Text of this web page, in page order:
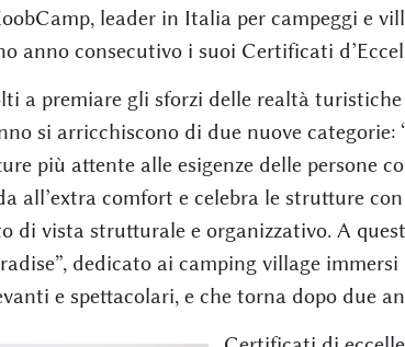
leader in Italia per campeggi e
anno consecutivo i suoi Certificati
a premiare gli sforzi delle realtà
si arricchiscono di due nuove categorie:
più attente alle esigenze delle persone
all’extra comfort e celebra le strutture
di vista strutturale e organizzativo. A
dedicato ai camping village
e spettacolari, e che torna dopo due